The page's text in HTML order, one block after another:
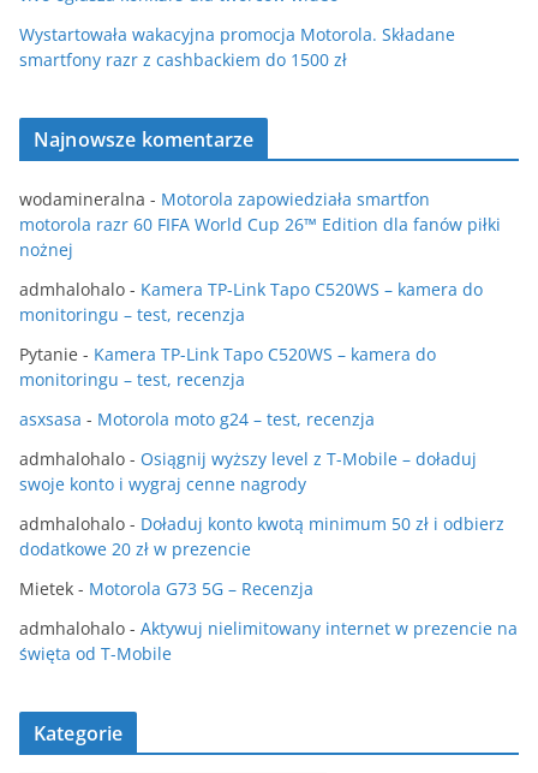
Wystartowała wakacyjna promocja Motorola. Składane
smartfony razr z cashbackiem do 1500 zł
Najnowsze komentarze
wodamineralna - Motorola zapowiedziała smartfon
motorola razr 60 FIFA World Cup 26™ Edition dla fanów piłki
nożnej
admhalohalo - Kamera TP-Link Tapo C520WS – kamera do
monitoringu – test, recenzja
Pytanie - Kamera TP-Link Tapo C520WS – kamera do
monitoringu – test, recenzja
asxsasa - Motorola moto g24 – test, recenzja
admhalohalo - Osiągnij wyższy level z T-Mobile – doładuj
swoje konto i wygraj cenne nagrody
admhalohalo - Doładuj konto kwotą minimum 50 zł i odbierz
dodatkowe 20 zł w prezencie
Mietek - Motorola G73 5G – Recenzja
admhalohalo - Aktywuj nielimitowany internet w prezencie na
święta od T-Mobile
Kategorie